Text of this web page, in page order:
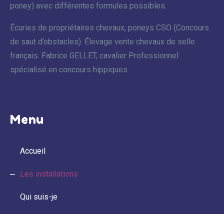
poney) avec différentes formules possibles.
Écuries de propriétaires chevaux, poneys CSO (Concours
de saut d’obstacles). Élevage vente chevaux de selle
français. Fabrice GELLET, cavalier Professionnel
spécialisé en concours hippiques.
Menu
Accueil
Les installations
Qui suis-je